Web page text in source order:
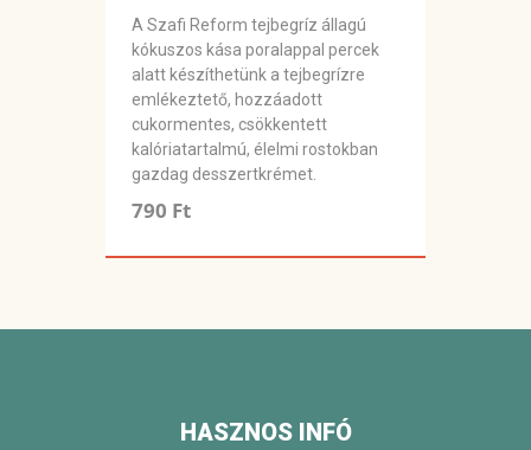
A Szafi Reform tejbegríz állagú
kókuszos kása poralappal percek
alatt készíthetünk a tejbegrízre
emlékeztető, hozzáadott
cukormentes, csökkentett
kalóriatartalmú, élelmi rostokban
gazdag desszertkrémet.
790 Ft
HASZNOS INFÓ